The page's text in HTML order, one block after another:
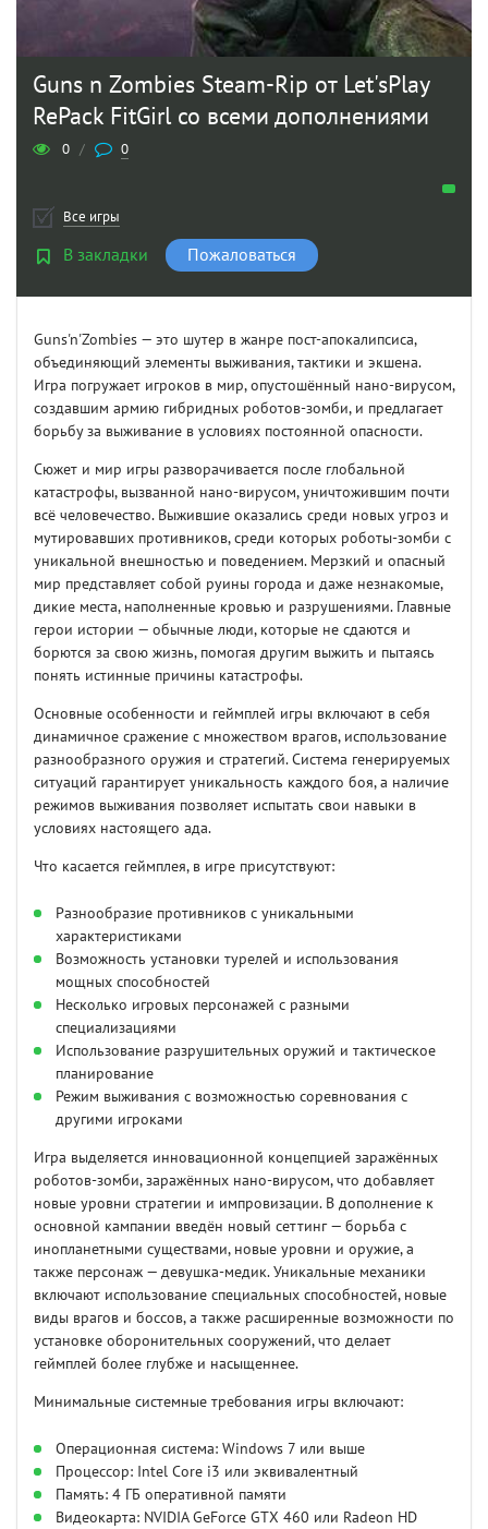
Guns n Zombies Steam-Rip от Let'sРlay
RePack FitGirl со всеми дополнениями
0 / 0
Все игры
В закладки Пожаловаться
Guns'n'Zombies — это шутер в жанре пост-апокалипсиса,
объединяющий элементы выживания, тактики и экшена.
Игра погружает игроков в мир, опустошённый нано-вирусом,
создавшим армию гибридных роботов-зомби, и предлагает
борьбу за выживание в условиях постоянной опасности.
Сюжет и мир игры разворачивается после глобальной
катастрофы, вызванной нано-вирусом, уничтожившим почти
всё человечество. Выжившие оказались среди новых угроз и
мутировавших противников, среди которых роботы-зомби с
уникальной внешностью и поведением. Мерзкий и опасный
мир представляет собой руины города и даже незнакомые,
дикие места, наполненные кровью и разрушениями. Главные
герои истории — обычные люди, которые не сдаются и
борются за свою жизнь, помогая другим выжить и пытаясь
понять истинные причины катастрофы.
Основные особенности и геймплей игры включают в себя
динамичное сражение с множеством врагов, использование
разнообразного оружия и стратегий. Система генерируемых
ситуаций гарантирует уникальность каждого боя, а наличие
режимов выживания позволяет испытать свои навыки в
условиях настоящего ада.
Что касается геймплея, в игре присутствуют:
Разнообразие противников с уникальными
характеристиками
Возможность установки турелей и использования
мощных способностей
Несколько игровых персонажей с разными
специализациями
Использование разрушительных оружий и тактическое
планирование
Режим выживания с возможностью соревнования с
другими игроками
Игра выделяется инновационной концепцией заражённых
роботов-зомби, заражённых нано-вирусом, что добавляет
новые уровни стратегии и импровизации. В дополнение к
основной кампании введён новый сеттинг — борьба с
инопланетными существами, новые уровни и оружие, а
также персонаж — девушка-медик. Уникальные механики
включают использование специальных способностей, новые
виды врагов и боссов, а также расширенные возможности по
установке оборонительных сооружений, что делает
геймплей более глубже и насыщеннее.
Минимальные системные требования игры включают:
Операционная система: Windows 7 или выше
Процессор: Intel Core i3 или эквивалентный
Память: 4 ГБ оперативной памяти
Видеокарта: NVIDIA GeForce GTX 460 или Radeon HD